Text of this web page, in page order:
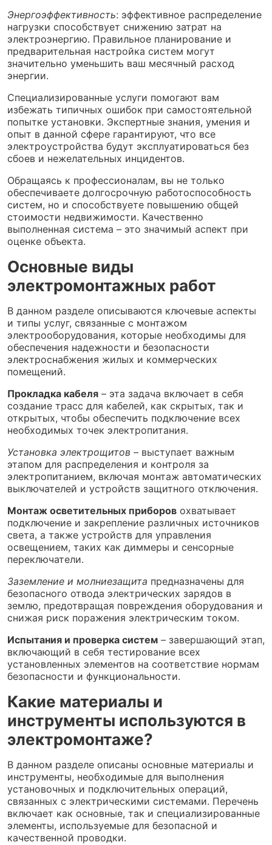
Энергоэффективность: эффективное распределение
нагрузки способствует снижению затрат на
электроэнергию. Правильное планирование и
предварительная настройка систем могут
значительно уменьшить ваш месячный расход
энергии.
Специализированные услуги помогают вам
избежать типичных ошибок при самостоятельной
попытке установки. Экспертные знания, умения и
опыт в данной сфере гарантируют, что все
электроустройства будут эксплуатироваться без
сбоев и нежелательных инцидентов.
Обращаясь к профессионалам, вы не только
обеспечиваете долгосрочную работоспособность
систем, но и способствуете повышению общей
стоимости недвижимости. Качественно
выполненная система – это значимый аспект при
оценке объекта.
Основные виды
электромонтажных работ
В данном разделе описываются ключевые аспекты
и типы услуг, связанные с монтажом
электрооборудования, которые необходимы для
обеспечения надежности и безопасности
электроснабжения жилых и коммерческих
помещений.
Прокладка кабеля – эта задача включает в себя
создание трасс для кабелей, как скрытых, так и
открытых, чтобы обеспечить подключение всех
необходимых точек электропитания.
Установка электрощитов – выступает важным
этапом для распределения и контроля за
электропитанием, включая монтаж автоматических
выключателей и устройств защитного отключения.
Монтаж осветительных приборов охватывает
подключение и закрепление различных источников
света, а также устройств для управления
освещением, таких как диммеры и сенсорные
переключатели.
Заземление и молниезащита предназначены для
безопасного отвода электрических зарядов в
землю, предотвращая повреждения оборудования и
снижая риск поражения электрическим током.
Испытания и проверка систем – завершающий этап,
включающий в себя тестирование всех
установленных элементов на соответствие нормам
безопасности и функциональности.
Какие материалы и
инструменты используются в
электромонтаже?
В данном разделе описаны основные материалы и
инструменты, необходимые для выполнения
установочных и подключительных операций,
связанных с электрическими системами. Перечень
включает как основные, так и специализированные
элементы, используемые для безопасной и
качественной проводки.